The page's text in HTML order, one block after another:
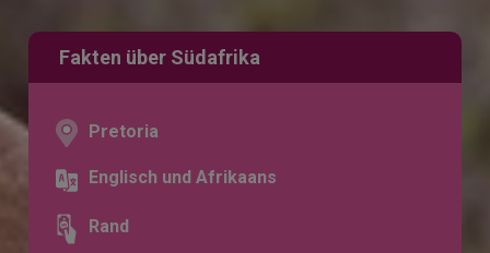
Fakten über Südafrika
Pretoria
Englisch und Afrikaans
Rand